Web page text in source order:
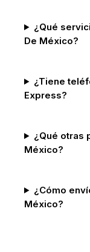
¿Qué
De México?
¿Tiene
Express?
¿Qué otras
México?
¿Cómo
México?